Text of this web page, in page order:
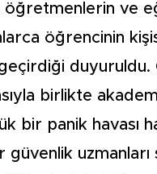
ve
öğrencinin
duyuruldu.
birlikte
bir panik havası
uzmanları